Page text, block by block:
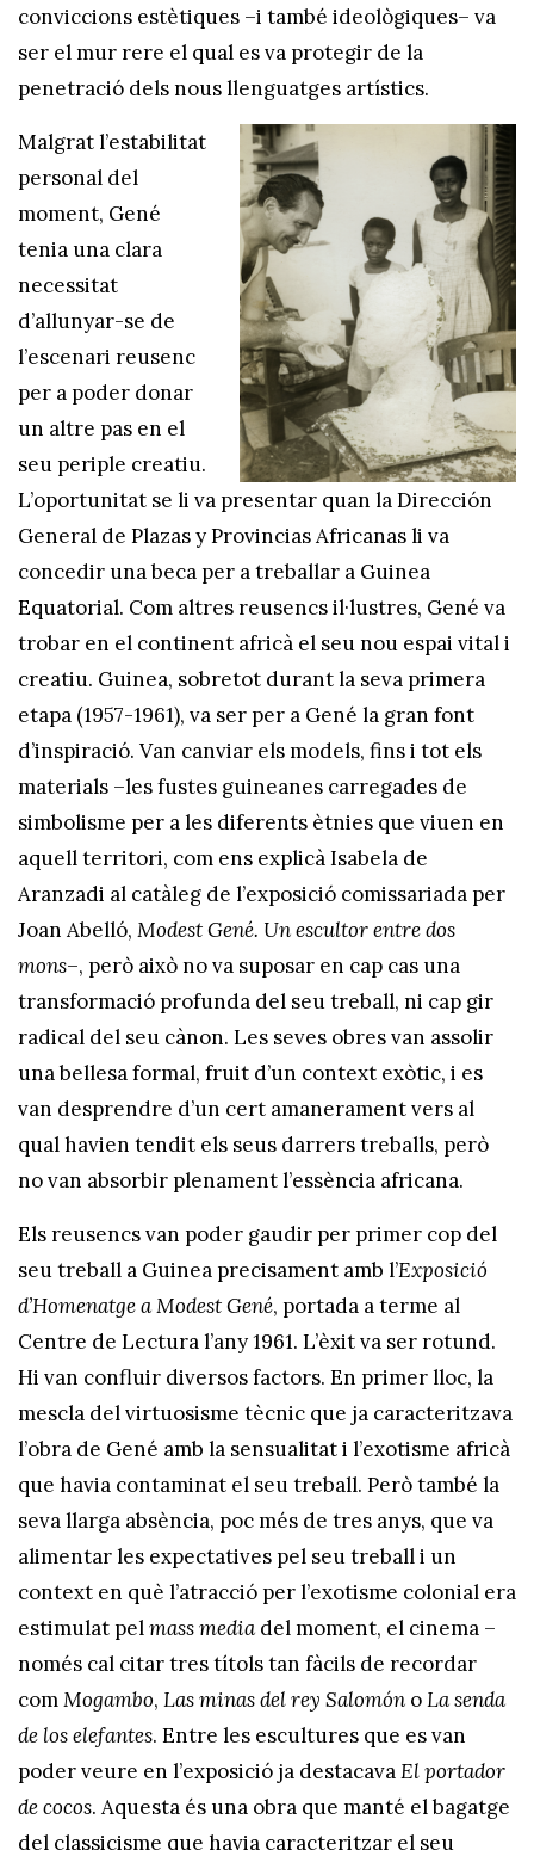
conviccions estètiques –i també ideològiques– va
ser el mur rere el qual es va protegir de la
penetració dels nous llenguatges artístics.
Malgrat l’estabilitat
personal del
moment, Gené
tenia una clara
necessitat
d’allunyar-se de
l’escenari reusenc
per a poder donar
un altre pas en el
seu periple creatiu.
L’oportunitat se li va presentar quan la Dirección
General de Plazas y Provincias Africanas li va
concedir una beca per a treballar a Guinea
Equatorial. Com altres reusencs il·lustres, Gené va
trobar en el continent africà el seu nou espai vital i
creatiu. Guinea, sobretot durant la seva primera
etapa (1957-1961), va ser per a Gené la gran font
d’inspiració. Van canviar els models, fins i tot els
materials –les fustes guineanes carregades de
simbolisme per a les diferents ètnies que viuen en
aquell territori, com ens explicà Isabela de
Aranzadi al catàleg de l’exposició comissariada per
Joan Abelló, Modest Gené. Un escultor entre dos
mons–, però això no va suposar en cap cas una
transformació profunda del seu treball, ni cap gir
radical del seu cànon. Les seves obres van assolir
una bellesa formal, fruit d’un context exòtic, i es
van desprendre d’un cert amanerament vers al
qual havien tendit els seus darrers treballs, però
no van absorbir plenament l’essència africana.
Els reusencs van poder gaudir per primer cop del
seu treball a Guinea precisament amb l’Exposició
d’Homenatge a Modest Gené, portada a terme al
Centre de Lectura l’any 1961. L’èxit va ser rotund.
Hi van confluir diversos factors. En primer lloc, la
mescla del virtuosisme tècnic que ja caracteritzava
l’obra de Gené amb la sensualitat i l’exotisme africà
que havia contaminat el seu treball. Però també la
seva llarga absència, poc més de tres anys, que va
alimentar les expectatives pel seu treball i un
context en què l’atracció per l’exotisme colonial era
estimulat pelmass media del moment, el cinema –
només cal citar tres títols tan fàcils de recordar
comMogambo, Las minas del rey Salomón oLa senda
de los elefantes. Entre les escultures que es van
poder veure en l’exposició ja destacavaEl portador
de cocos. Aquesta és una obra que manté el bagatge
del classicisme que havia caracteritzar el seu